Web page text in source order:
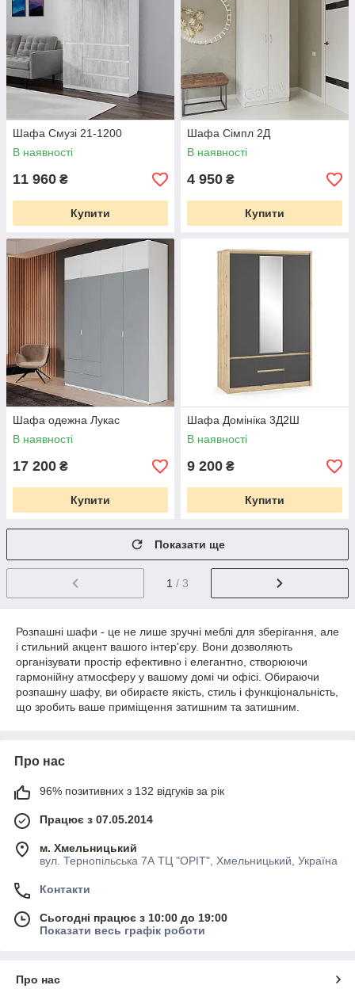
Шафа Смузі 21-1200
В наявності
11 960 ₴
Купити
Шафа Сімпл 2Д
В наявності
4 950 ₴
Купити
Шафа одежна Лукас
В наявності
17 200 ₴
Купити
Шафа Домініка 3Д2Ш
В наявності
9 200 ₴
Купити
Показати ще
1 / 3
Розпашні шафи - це не лише зручні меблі для зберігання, але
і стильний акцент вашого інтер'єру. Вони дозволяють
організувати простір ефективно і елегантно, створюючи
гармонійну атмосферу у вашому домі чи офісі. Обираючи
розпашну шафу, ви обираєте якість, стиль і функціональність,
що зробить ваше приміщення затишним та затишним.
Про нас
96% позитивних з 132 відгуків за рік
Працює з 07.05.2014
м. Хмельницький
вул. Тернопільська 7А ТЦ "ОРІТ", Хмельницький, Україна
Контакти
Сьогодні працює з 10:00 до 19:00
Показати весь графік роботи
Про нас